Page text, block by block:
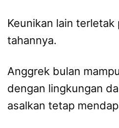
Keunikan lain terletak
tahannya.
Anggrek bulan
dengan lingkungan
asalkan tetap